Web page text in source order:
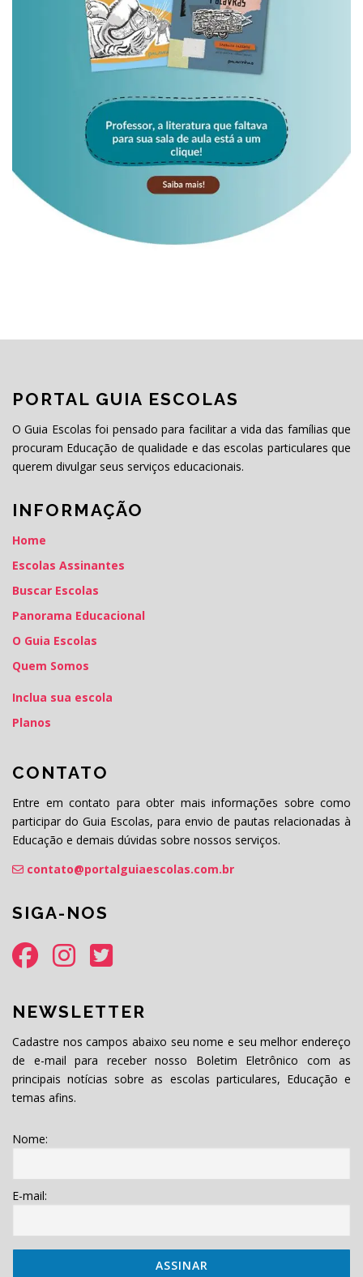
PORTAL GUIA ESCOLAS
O Guia Escolas foi pensado para facilitar a vida das famílias que
procuram Educação de qualidade e das escolas particulares que
querem divulgar seus serviços educacionais.
INFORMAÇÃO
Home
Escolas Assinantes
Buscar Escolas
Panorama Educacional
O Guia Escolas
Quem Somos
Inclua sua escola
Planos
CONTATO
Entre em contato para obter mais informações sobre como
participar do Guia Escolas, para envio de pautas relacionadas à
Educação e demais dúvidas sobre nossos serviços.
contato@portalguiaescolas.com.br
SIGA-NOS
NEWSLETTER
Cadastre nos campos abaixo seu nome e seu melhor endereço
de e-mail para receber nosso Boletim Eletrônico com as
principais notícias sobre as escolas particulares, Educação e
temas afins.
Nome:
E-mail: